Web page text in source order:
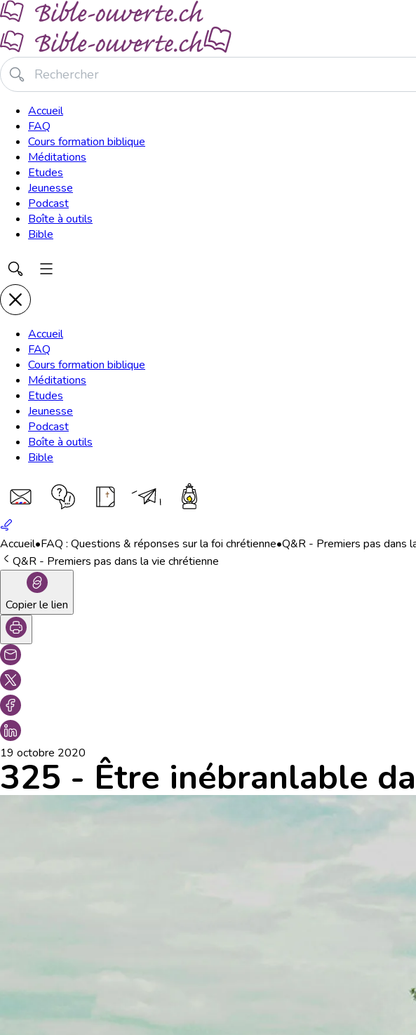
Accueil
FAQ
Cours formation biblique
Méditations
Etudes
Jeunesse
Podcast
Boîte à outils
Bible
Accueil
FAQ
Cours formation biblique
Méditations
Etudes
Jeunesse
Podcast
Boîte à outils
Bible
Accueil•FAQ : Questions & réponses sur la foi chrétienne•Q&R - Premiers pas dans
Q&R - Premiers pas dans la vie chrétienne
Copier le lien
19 octobre 2020
325 - Être inébranlable